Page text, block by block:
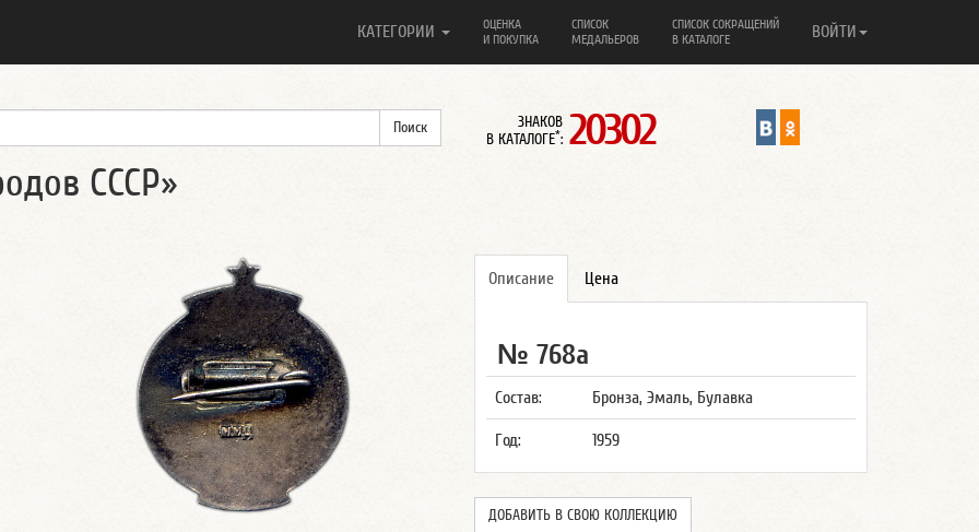
КАТЕГОРИИ
ОЦЕНКА
И ПОКУПКА
СПИСОК
МЕДАЛЬЕРОВ
СПИСОК СОКРАЩЕНИЙ
В КАТАЛОГЕ
ВОЙТИ
ЗНАКОВ
В КАТАЛОГЕ*: 20302
СССР»
Описание Цена
№ 768а
Состав: Бронза, Эмаль, Булавка
Год: 1959
ДОБАВИТЬ В СВОЮ КОЛЛЕКЦИЮ